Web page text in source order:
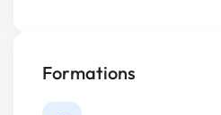
Formations